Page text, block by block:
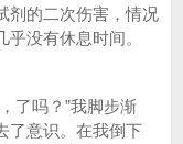
剂的二次伤害，情况
没有休息时间。
了吗？”我脚步渐
了意识。在我倒下